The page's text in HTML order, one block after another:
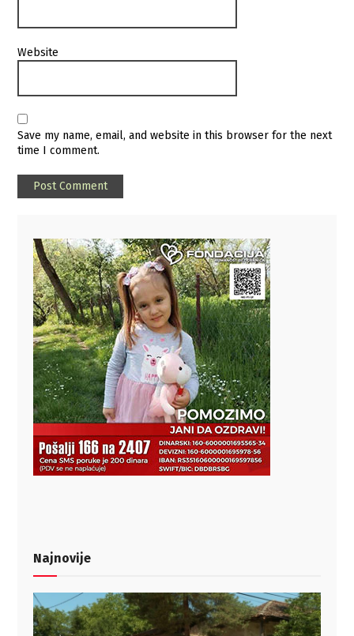
Website
Save my name, email, and website in this browser for the next
time I comment.
Najnovije